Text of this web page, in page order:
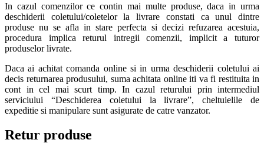
In cazul comenzilor ce contin mai multe produse, daca in urma
deschiderii coletului/coletelor la livrare constati ca unul dintre
produse nu se afla in stare perfecta si decizi refuzarea acestuia,
procedura implica returul intregii comenzii, implicit a tuturor
produselor livrate.
Daca ai achitat comanda online si in urma deschiderii coletului ai
decis returnarea produsului, suma achitata online iti va fi restituita in
cont in cel mai scurt timp. In cazul returului prin intermediul
serviciului “Deschiderea coletului la livrare”, cheltuielile de
expeditie si manipulare sunt asigurate de catre vanzator.
Retur produse